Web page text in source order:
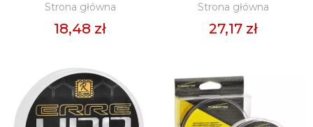
Strona główna
18,48 zł
Strona główna
27,17 zł